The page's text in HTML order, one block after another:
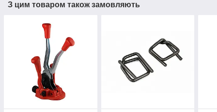
З цим товаром також замовляють